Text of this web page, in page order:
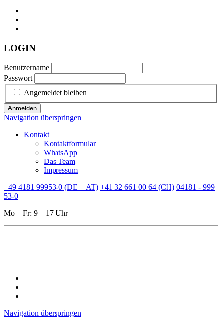
LOGIN
Benutzername
Passwort
Angemeldet bleiben
Anmelden
Navigation überspringen
Kontakt
Kontaktformular
WhatsApp
Das Team
Impressum
+49 4181 99953-0 (DE + AT) +41 32 661 00 64 (CH) 04181 - 999
53-0
Mo – Fr: 9 – 17 Uhr
Navigation überspringen